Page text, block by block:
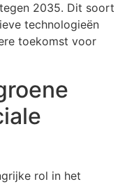
2035. Dit soort
technologieën
toekomst voor
rol in het